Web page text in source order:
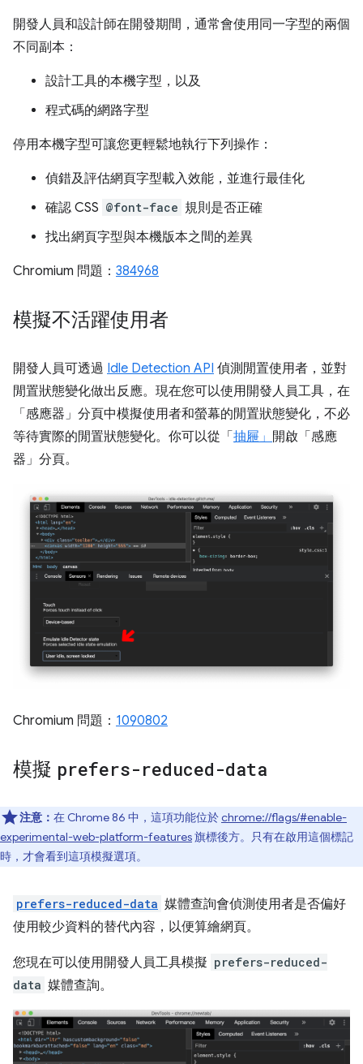
開發人員和設計師在開發期間，通常會使用同一字型的兩個
不同副本：
設計工具的本機字型，以及
程式碼的網路字型
停用本機字型可讓您更輕鬆地執行下列操作：
偵錯及評估網頁字型載入效能，並進行最佳化
確認 CSS @font-face 規則是否正確
找出網頁字型與本機版本之間的差異
Chromium 問題： 384968
模擬不活躍使用者
開發人員可透過 Idle Detection API 偵測閒置使用者，並對
閒置狀態變化做出反應。現在您可以使用開發人員工具，在
「感應器」 分頁中模擬使用者和螢幕的閒置狀態變化，不必
等待實際的閒置狀態變化。你可以從「 抽屜」 開啟「感應
器」 分頁。
Chromium 問題： 1090802
模擬 prefers-reduced-data
注意： 在 Chrome 86 中，這項功能位於chrome://flags/#enable-
experimental-web-platform-features旗標後方。只有在啟用這個標記
時，才會看到這項模擬選項。
prefers-reduced-data 媒體查詢會偵測使用者是否偏好
使用較少資料的替代內容，以便算繪網頁。
您現在可以使用開發人員工具模擬 prefers-reduced-
data 媒體查詢。